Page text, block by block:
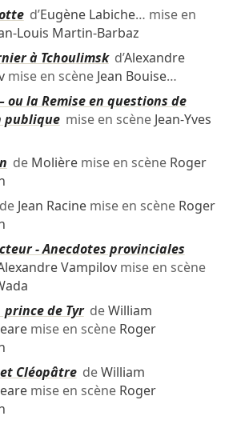
d’Eugène Labiche… mise en
Louis Martin-Barbaz
à Tchoulimskd’Alexandre
mise en scène Jean Bouise…
ou la Remise en questions de
publiquemise en scène Jean-Yves
de Molièremise en scène Roger
Jean Racinemise en scène Roger
- Anecdotes provinciales
Vampilovmise en scène
prince de TyrdeWilliam
mise en scène Roger
CléopâtredeWilliam
mise en scène Roger